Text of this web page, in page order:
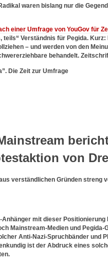
waren bislang nur die
einer Umfrage von YouGov für
teils“ Verständnis für Pegida.
– und werden von den
behandelt.
Die Zeit zur Umfrage
von
verständlichen Gründen streng
mit dieser Positionierung
Mainstream-Medien und
Anti-Nazi-Spruchbänder und
ist der Abdruck eines